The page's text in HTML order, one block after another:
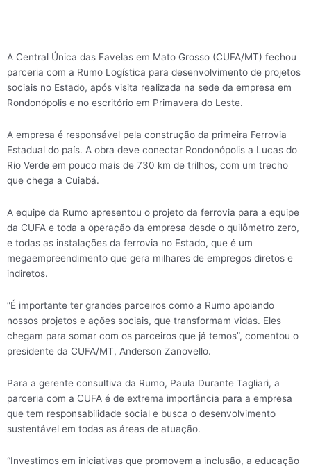
A Central Única das Favelas em Mato Grosso (CUFA/MT) fechou
parceria com a Rumo Logística para desenvolvimento de projetos
sociais no Estado, após visita realizada na sede da empresa em
Rondonópolis e no escritório em Primavera do Leste.
A empresa é responsável pela construção da primeira Ferrovia
Estadual do país. A obra deve conectar Rondonópolis a Lucas do
Rio Verde em pouco mais de 730 km de trilhos, com um trecho
que chega a Cuiabá.
A equipe da Rumo apresentou o projeto da ferrovia para a equipe
da CUFA e toda a operação da empresa desde o quilômetro zero,
e todas as instalações da ferrovia no Estado, que é um
megaempreendimento que gera milhares de empregos diretos e
indiretos.
“É importante ter grandes parceiros como a Rumo apoiando
nossos projetos e ações sociais, que transformam vidas. Eles
chegam para somar com os parceiros que já temos”, comentou o
presidente da CUFA/MT, Anderson Zanovello.
Para a gerente consultiva da Rumo, Paula Durante Tagliari, a
parceria com a CUFA é de extrema importância para a empresa
que tem responsabilidade social e busca o desenvolvimento
sustentável em todas as áreas de atuação.
“Investimos em iniciativas que promovem a inclusão, a educação